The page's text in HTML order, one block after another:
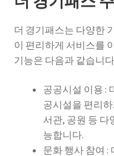
더 경기패스는 다양한
이 편리하게 서비스를
기능은 다음과 같습니
공공시설 이용 :
공시설을 편리
서관, 공원 등 다
능합니다.
문화 행사 참여 :